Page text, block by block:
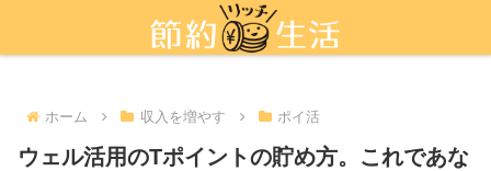
新しい節約術「ポイ活」を活用しよう
ホーム 収入を増やす ポイ活
ウェル活用のTポイントの貯め方。これであな